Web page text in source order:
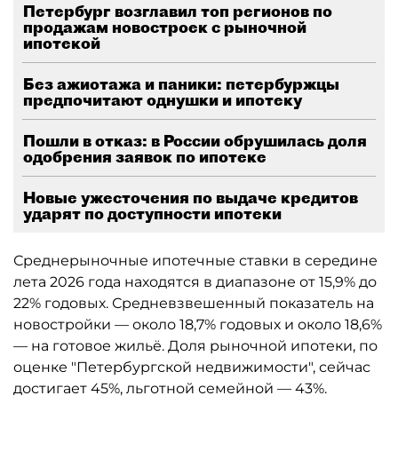
Петербург возглавил топ регионов по
продажам новостроек с рыночной
ипотекой
Без ажиотажа и паники: петербуржцы
предпочитают однушки и ипотеку
Пошли в отказ: в России обрушилась доля
одобрения заявок по ипотеке
Новые ужесточения по выдаче кредитов
ударят по доступности ипотеки
Среднерыночные ипотечные ставки в середине
лета 2026 года находятся в диапазоне от 15,9% до
22% годовых. Средневзвешенный показатель на
новостройки — около 18,7% годовых и около 18,6%
— на готовое жильё. Доля рыночной ипотеки, по
оценке "Петербургской недвижимости", сейчас
достигает 45%, льготной семейной — 43%.